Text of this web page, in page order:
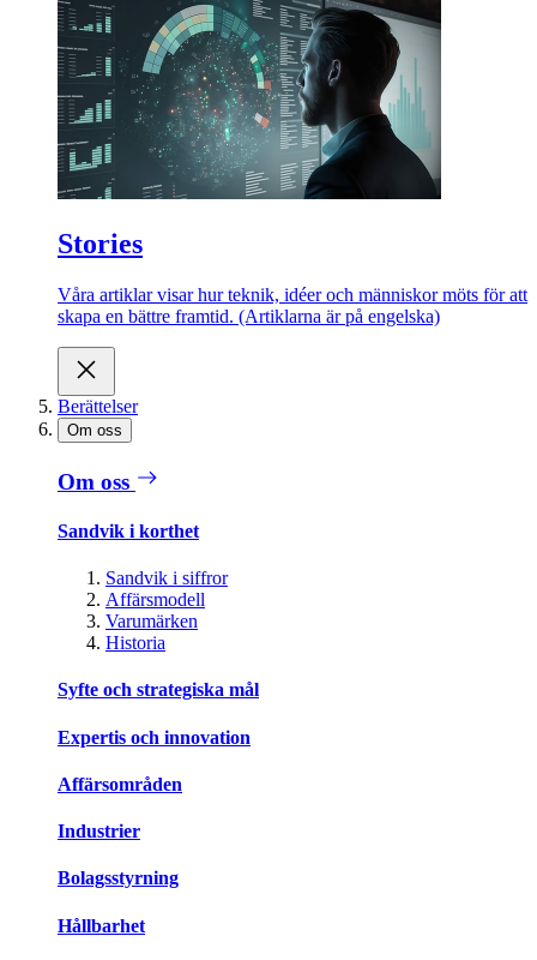
Stories
Våra artiklar visar hur teknik, idéer och människor möts för att
skapa en bättre framtid. (Artiklarna är på engelska)
Berättelser
Om oss
Om oss
Sandvik i korthet
Sandvik i siffror
Affärsmodell
Varumärken
Historia
Syfte och strategiska mål
Expertis och innovation
Affärsområden
Industrier
Bolagsstyrning
Hållbarhet